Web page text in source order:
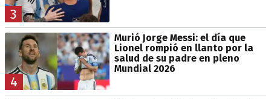
3
4
Murió Jorge Messi: el día que
Lionel rompió en llanto por la
salud de su padre en pleno
Mundial 2026